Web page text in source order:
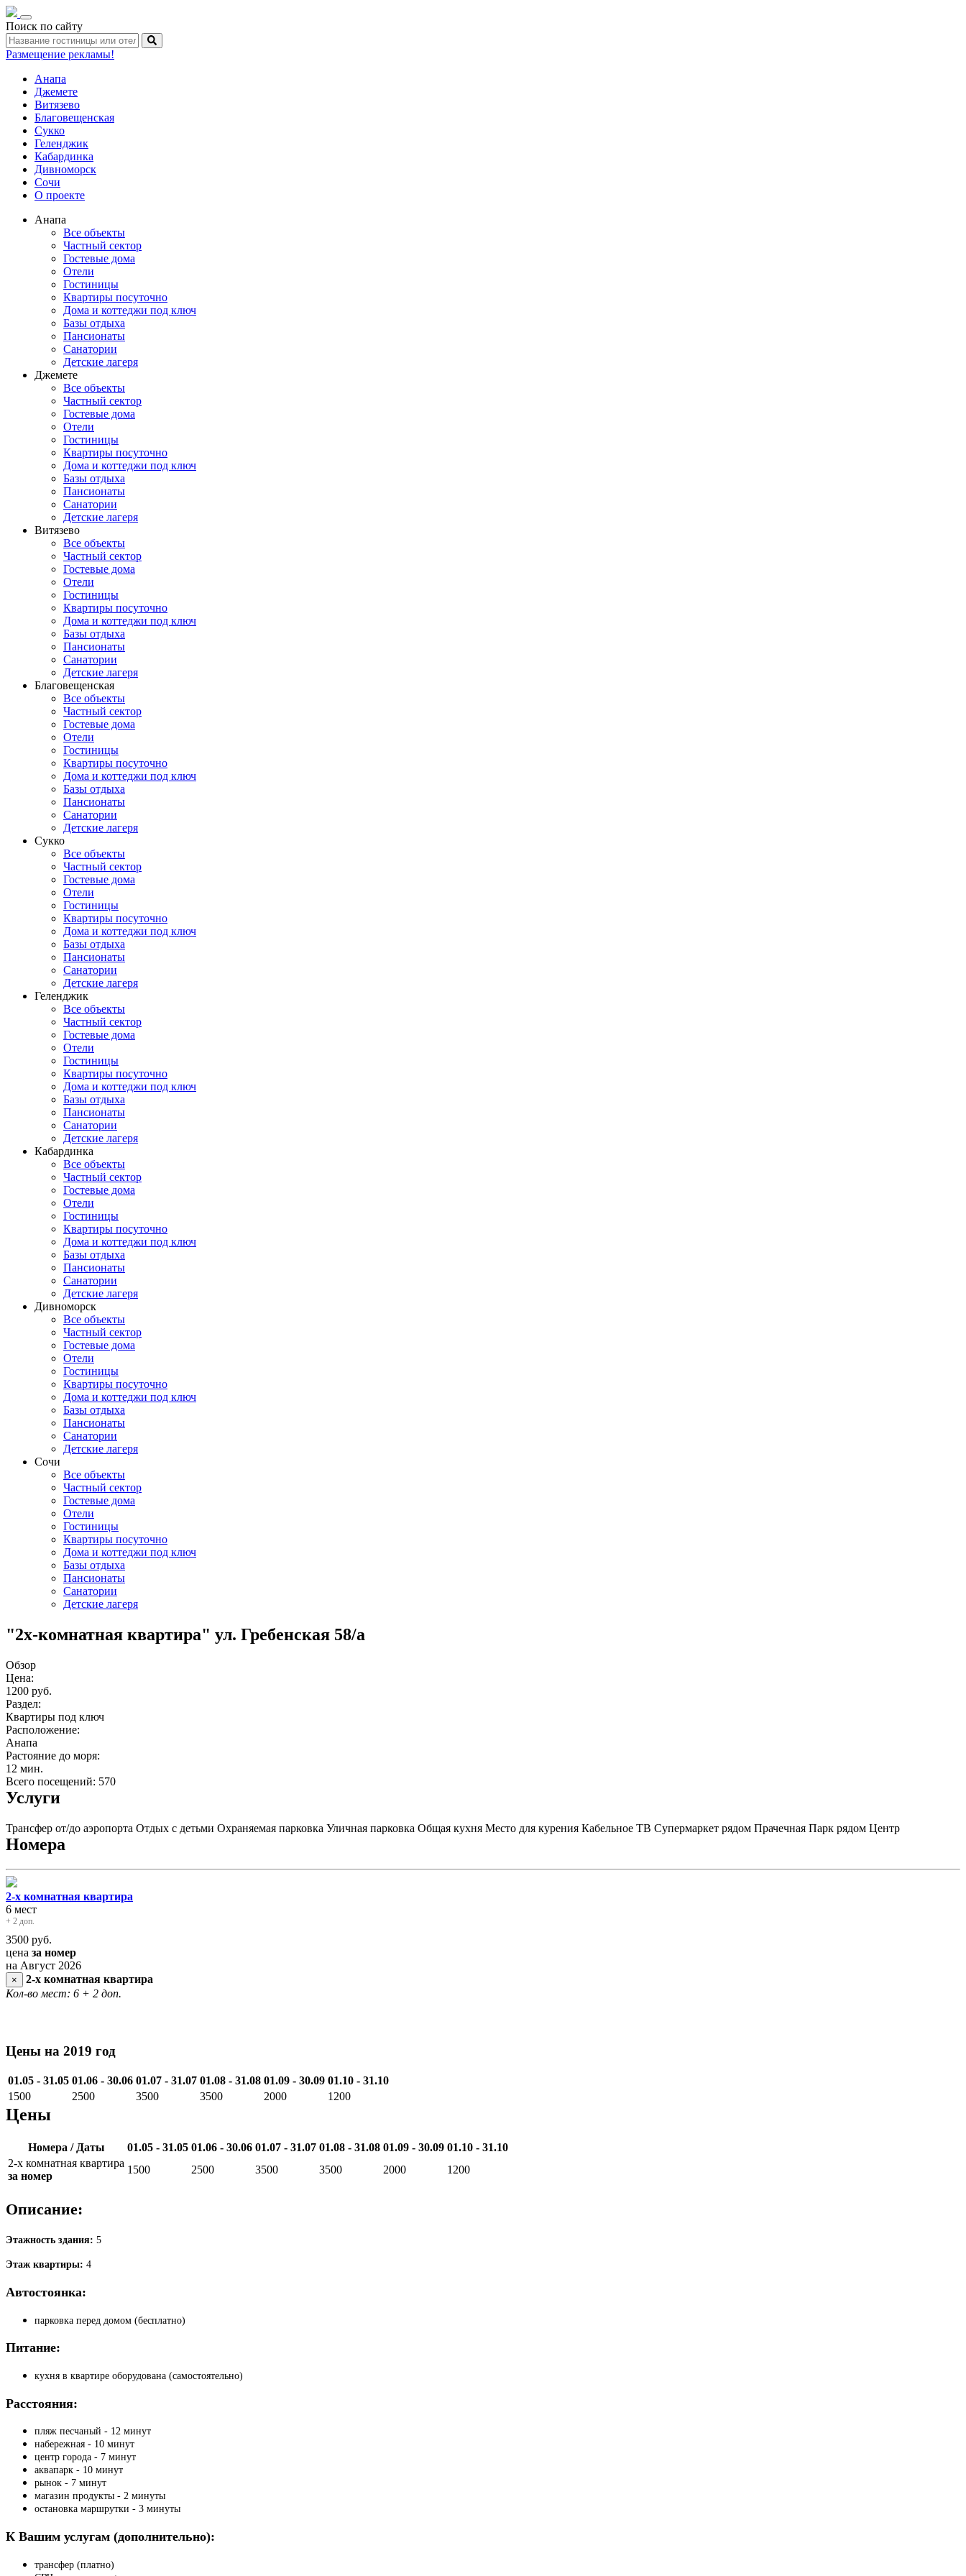
Toggle
navigation
Поиск по сайту
Размещение рекламы!
Анапа
Джемете
Витязево
Благовещенская
Сукко
Геленджик
Кабардинка
Дивноморск
Сочи
О проекте
Анапа
Все объекты
Частный сектор
Гостевые дома
Отели
Гостиницы
Квартиры посуточно
Дома и коттеджи под ключ
Базы отдыха
Пансионаты
Санатории
Детские лагеря
Джемете
Все объекты
Частный сектор
Гостевые дома
Отели
Гостиницы
Квартиры посуточно
Дома и коттеджи под ключ
Базы отдыха
Пансионаты
Санатории
Детские лагеря
Витязево
Все объекты
Частный сектор
Гостевые дома
Отели
Гостиницы
Квартиры посуточно
Дома и коттеджи под ключ
Базы отдыха
Пансионаты
Санатории
Детские лагеря
Благовещенская
Все объекты
Частный сектор
Гостевые дома
Отели
Гостиницы
Квартиры посуточно
Дома и коттеджи под ключ
Базы отдыха
Пансионаты
Санатории
Детские лагеря
Сукко
Все объекты
Частный сектор
Гостевые дома
Отели
Гостиницы
Квартиры посуточно
Дома и коттеджи под ключ
Базы отдыха
Пансионаты
Санатории
Детские лагеря
Геленджик
Все объекты
Частный сектор
Гостевые дома
Отели
Гостиницы
Квартиры посуточно
Дома и коттеджи под ключ
Базы отдыха
Пансионаты
Санатории
Детские лагеря
Кабардинка
Все объекты
Частный сектор
Гостевые дома
Отели
Гостиницы
Квартиры посуточно
Дома и коттеджи под ключ
Базы отдыха
Пансионаты
Санатории
Детские лагеря
Дивноморск
Все объекты
Частный сектор
Гостевые дома
Отели
Гостиницы
Квартиры посуточно
Дома и коттеджи под ключ
Базы отдыха
Пансионаты
Санатории
Детские лагеря
Сочи
Все объекты
Частный сектор
Гостевые дома
Отели
Гостиницы
Квартиры посуточно
Дома и коттеджи под ключ
Базы отдыха
Пансионаты
Санатории
Детские лагеря
"2x-комнатная квартира" ул. Гребенская 58/а
Обзор
Цена:
1200 руб.
Раздел:
Квартиры под ключ
Расположение:
Анапа
Растояние до моря:
12 мин.
Всего посещений: 570
Услуги
Трансфер от/до аэропорта Отдых с детьми Охраняемая парковка Уличная парковка Общая кухня Место для курения Кабельное ТВ Супермаркет рядом Прачечная Парк рядом Центр
Номера
2-х комнатная квартира
6 мест
+ 2 доп.
3500 руб.
цена за номер
на Август 2026
×
2-х комнатная квартира
Кол-во мест: 6 + 2 доп.
Цены на 2019 год
01.05 - 31.05 01.06 - 30.06 01.07 - 31.07 01.08 - 31.08 01.09 - 30.09 01.10 - 31.10
1500
2500 3500 3500 2000 1200
Цены
Номера / Даты 01.05 - 31.05 01.06 - 30.06 01.07 - 31.07 01.08 - 31.08 01.09 - 30.09 01.10 - 31.10
2-х комнатная квартира
за номер
1500 2500 3500 3500 2000 1200
Описание:
Этажность здания: 5
Этаж квартиры: 4
Автостоянка:
парковка перед домом (бесплатно)
Питание:
кухня в квартире оборудована (самостоятельно)
Расстояния:
пляж песчаный - 12 минут
набережная - 10 минут
центр города - 7 минут
аквапарк - 10 минут
рынок - 7 минут
магазин продукты - 2 минуты
остановка маршрутки - 3 минуты
К Вашим услугам (дополнительно):
трансфер (платно)